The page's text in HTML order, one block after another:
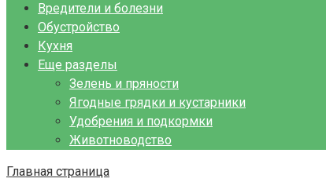
Вредители и болезни
Обустройство
Кухня
Еще разделы
Зелень и пряности
Ягодные грядки и кустарники
Удобрения и подкормки
Животноводство
Главная страница